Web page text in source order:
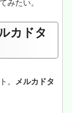
みたい。
カドタ
。
メルカドタ